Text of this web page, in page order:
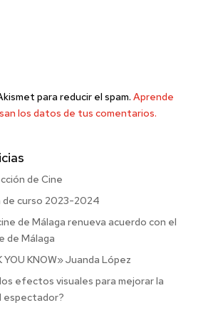
para reducir el spam. Aprende
los datos de tus comentarios.
de Cine
de curso 2023-2024
de Málaga renueva acuerdo con el
de Málaga
YOU KNOW» Juanda López
efectos visuales para mejorar la
espectador?